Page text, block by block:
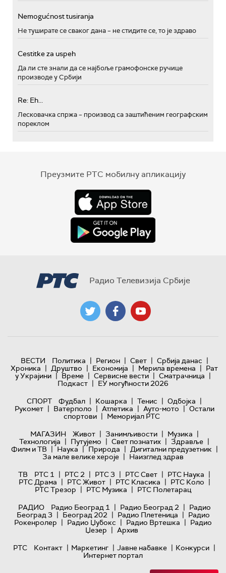
Nemogućnost tusiranja
Не туширате се сваког дана – не стидите се, то је здраво
Cestitke za uspeh
Да ли сте знали да се најбоље грамофонске ручице
производе у Србији
Re: Eh...
Лесковачка спржа – производ са заштићеним географским
пореклом
Преузмите РТС мобилну апликацију
Радио Телевизија Србије
ВЕСТИ Политика | Регион | Свет | Србија данас |
Хроника | Друштво | Економија | Мерила времена | Рат
у Украјини | Време | Сервисне вести | Сматрачница |
Подкаст | ЕУ могућности 2026
СПОРТ
Фудбал | Кошарка | Тенис | Одбојка |
Рукомет | Ватерполо | Атлетика | Ауто-мото | Остали
спортови | Меморијал РТС
МАГАЗИН
Живот | Занимљивости | Музика |
Технологијa | Путујемо | Свет познатих | Здравље |
Филм и ТВ | Наука | Природа | Дигитални предузетник |
За мале велике хероје | Наизглед здрав
ТВ
РТС 1 | РТС 2 | РТС 3 | РТС Свет | РТС Наука |
РТС Драма | РТС Живот | РТС Класика | РТС Коло |
РТС Трезор | РТС Музика | РТС Полетарац
РАДИО
Радио Београд 1 | Радио Београд 2 | Радио
Београд 3 | Београд 202 | Радио Плетеница | Радио
Рокенролер | Радио Џубокс | Радио Вртешка | Радио
Џезер | Архив
РТС
Контакт | Маркетинг | Јавне набавке | Конкурси |
Интернет портал